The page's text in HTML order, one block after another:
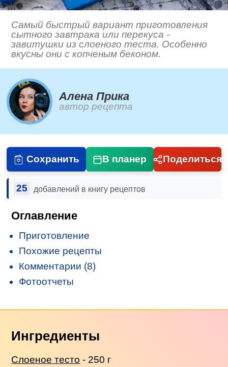
Самый быстрый вариант приготовления
сытного завтрака или перекуса -
завитушки из слоеного теста. Особенно
вкусны они с копченым беконом.
Алена Прика
автор рецепта
Сохранить В планер Поделиться
25 добавлений в книгу рецептов
Оглавление
Приготовление
Похожие рецепты
Комментарии (8)
Фотоотчеты
Ингредиенты
Слоеное тесто - 250 г